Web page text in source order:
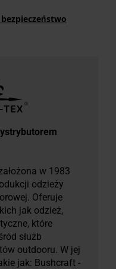
w 1983
odzieży
Oferuje
jak odzież,
które
służb
outdooru. W jej
jak: Bushcraft -